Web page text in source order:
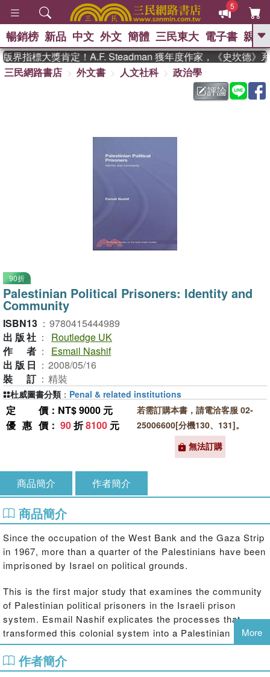
5
GO
熱搜： 東野圭吾 、 高希均教授回憶錄
父親節 、 如果歷
暑期推薦 、 國際布克
偉大的迷走神經
暢銷榜 新品 中文 外文 簡體 三民東大 電子書 親子
界指標大獎肯定！A.F. Steadman 獲年度作家，《史坎德》系
三民網路書店
外文書 人文社科
政治學
評論
90折
Palestinian Political Prisoners: Identity and
Community
ISBN13 ： 9780415444989
出版社 ：
Routledge UK
作者 ：
Esmail Nashif
出版日 ： 2008/05/16
裝訂 ： 精裝
定價 ：NT$ 9000 元
優惠價 ： 90折8100 元
若需訂購本書，請電洽客服 02-
25006600[分機130、131]。
無法訂購
杜威圖書分類 ： Penal & related institutions
商品簡介 作者簡介
商品簡介
Since the occupation of the West Bank and the Gaza Strip
in 1967, more than a quarter of the Palestinians have been
imprisoned by Israel on political grounds.
This is the first major study that examines the community
of Palestinian political prisoners in the Israeli prison
system. Esmail Nashif explicates the processes that
transformed this colonial system into a Palestinian
generative site for constructing national, social, and
cultural identities.
More
作者簡介